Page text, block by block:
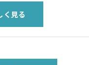
く見る